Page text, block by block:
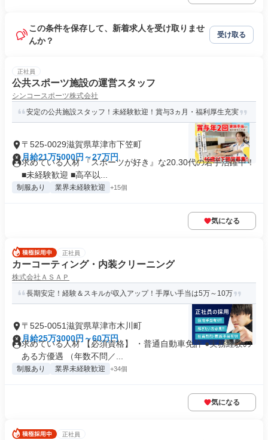
この条件を保存して、新着求人を受け取りませ
んか？
受け取る
正社員
公共スポーツ施設の運営スタッフ
シンコースポーツ株式会社
安定の公共施設スタッフ！未経験歓迎！賞与3ヵ月・福利厚生充実
〒525-0029滋賀県草津市下笠町
月給21万5000円～27万円
求めている人材 『スポーツが好き』な20.30代の若手活躍中！
■未経験歓迎 ■高卒以...
制服あり 業界未経験歓迎 +15個
気になる
正社員
カーコーティング・内装クリーニング
株式会社ＡＳＡＰ
長期安定！経験＆スキルが収入アップ！手厚い手当は5万～10万
〒525-0051滋賀県草津市木川町
月給25万3000円～60万円
求めている人材 【必須資格】 ・普通自動車免許 ●実務経験の
ある方優遇 （年数不問／...
制服あり 業界未経験歓迎 +34個
気になる
正社員